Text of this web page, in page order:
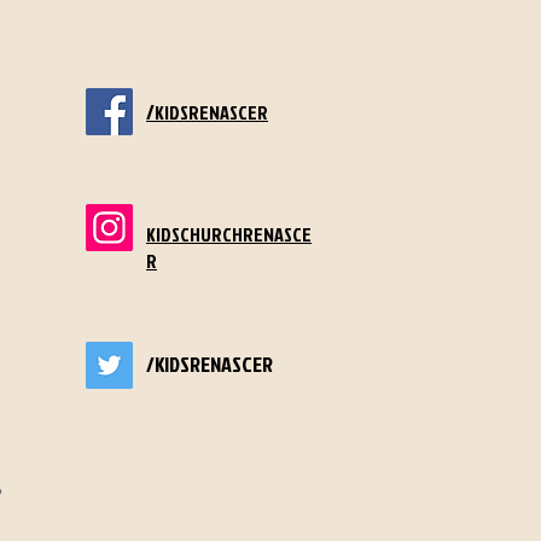
/KIDSRENASCER
KIDSCHURCHRENASCE
R
/KIDSRENASCER